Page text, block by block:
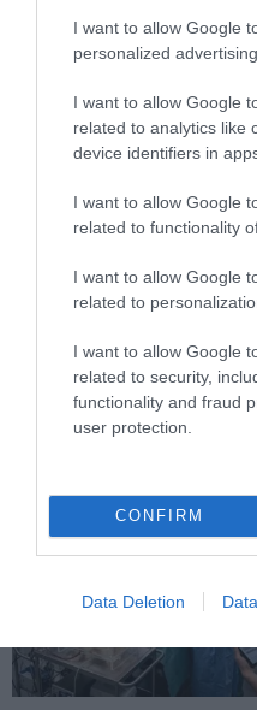
I want to allow Google
personalized advertising.
I want to allow Google
related to analytics like
device identifiers in
I want to allow Google
related to functionality
I want to allow Google
related to
I want to allow Google
related to security,
functionality and fraud
user protection.
CONFIRM
Data Deletion
DAVID ATTENBOROUGH 100
ÉVES: AZ EMBER, AKI
2026-05-08